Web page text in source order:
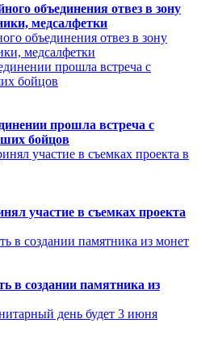
объединения отвез в зону
медсалфетки
объединения отвез в зону
медсалфетки
прошла встреча с
бойцов
участие в съемках проекта
в создании памятника из